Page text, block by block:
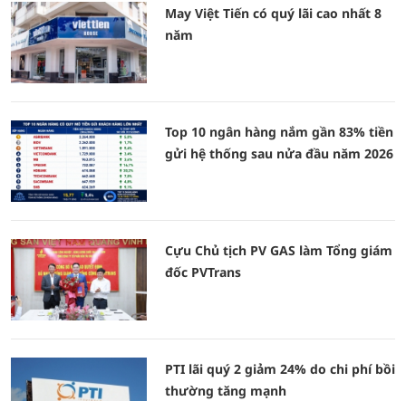
May Việt Tiến có quý lãi cao nhất 8
năm
Top 10 ngân hàng nắm gần 83% tiền
gửi hệ thống sau nửa đầu năm 2026
Cựu Chủ tịch PV GAS làm Tổng giám
đốc PVTrans
PTI lãi quý 2 giảm 24% do chi phí bồi
thường tăng mạnh